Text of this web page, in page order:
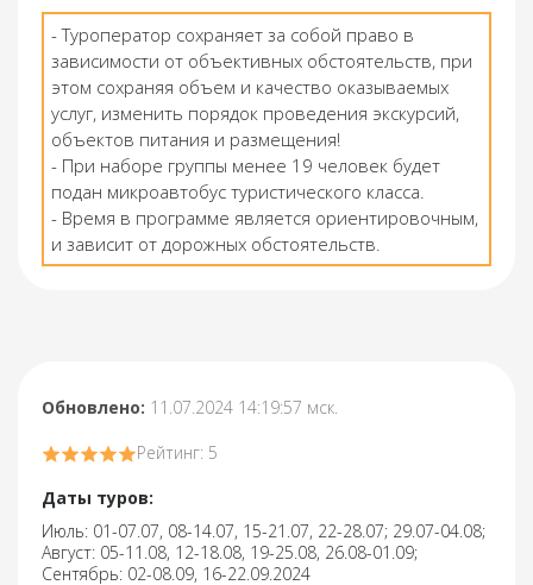
- Туроператор сохраняет за собой право в
зависимости от объективных обстоятельств, при
этом сохраняя объем и качество оказываемых
услуг, изменить порядок проведения экскурсий,
объектов питания и размещения!
- При наборе группы менее 19 человек будет
подан микроавтобус туристического класса.
- Время в программе является ориентировочным,
и зависит от дорожных обстоятельств.
Обновлено: 11.07.2024 14:19:57 мск.
Рейтинг: 5
Даты туров:
Июль: 01-07.07, 08-14.07, 15-21.07, 22-28.07; 29.07-04.08;
Август: 05-11.08, 12-18.08, 19-25.08, 26.08-01.09;
Сентябрь: 02-08.09, 16-22.09.2024